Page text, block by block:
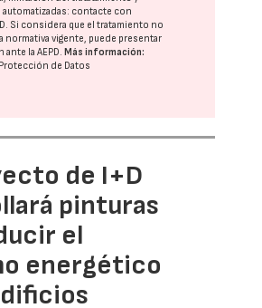
contacte con
. Si considera que el tratamiento no
normativa vigente, puede presentar
ante laAEPD. Más información:
de Datos
de I+D
pinturas
el
energético